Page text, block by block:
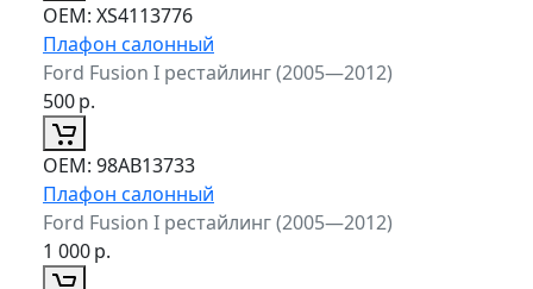
ОЕМ: XS4113776
Плафон салонный
Ford Fusion I рестайлинг (2005—2012)
500р.
ОЕМ: 98AB13733
Плафон салонный
Ford Fusion I рестайлинг (2005—2012)
1 000р.